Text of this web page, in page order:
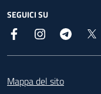
SEGUICI SU
Facebook InstagramTelegram
Mappa del sito